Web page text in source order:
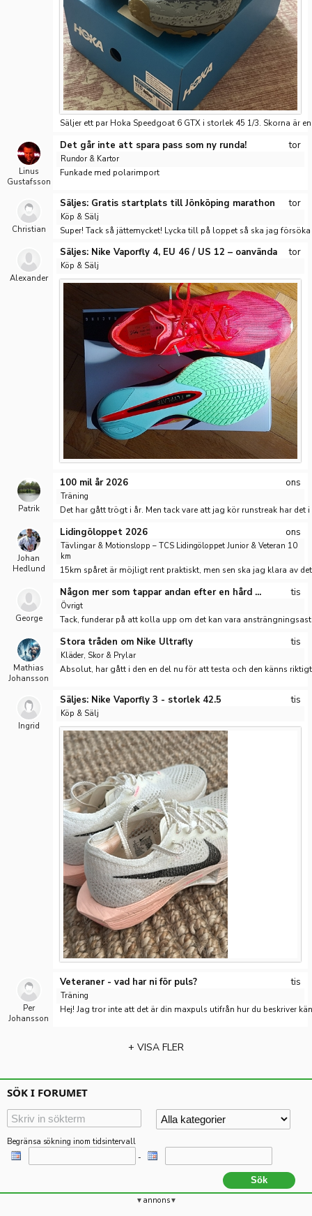
Säljer ett par Hoka Speedgoat 6 GTX i storlek 45 1/3. Skorna
Linus
Gustafsson
Det går inte att spara pass som ny runda! tor
Rundor & Kartor
Funkade med polarimport
Christian
Säljes: Gratis startplats till Jönköping marathon tor
Köp & Sälj
Super! Tack så jättemycket! Lycka till på loppet så ska jag
Alexander
Säljes: Nike Vaporfly 4, EU 46 / US 12 – oanvända tor
Köp & Sälj
Patrik
100 mil år 2026 ons
Träning
Det har gått trögt i år. Men tack vare att jag kör runstreak har
Johan
Hedlund
Lidingöloppet 2026 ons
Tävlingar & Motionslopp – TCS Lidingöloppet Junior & Veteran 10
km
15km spåret är möjligt rent praktiskt, men sen ska jag klara av
George
Någon mer som tappar andan efter en hård ... tis
Övrigt
Tack, funderar på att kolla upp om det kan vara
Mathias
Johansson
Stora tråden om Nike Ultrafly tis
Kläder, Skor & Prylar
Absolut, har gått i den en del nu för att testa och den känns
Ingrid
Säljes: Nike Vaporfly 3 - storlek 42.5 tis
Köp & Sälj
Per
Johansson
Veteraner - vad har ni för puls? tis
Träning
Hej! Jag tror inte att det är din maxpuls utifrån hur du beskriver
+ VISA FLER
SÖK I FORUMET
Begränsa sökning inom tidsintervall
-
annons